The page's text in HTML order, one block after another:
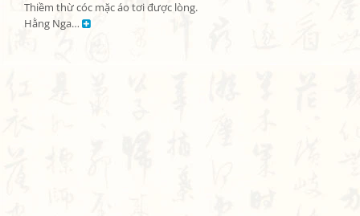
Thiềm thừ cóc mặc áo tơi được lòng.
Hằng Nga…